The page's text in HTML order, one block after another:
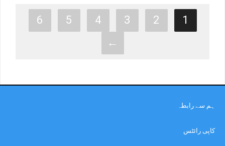
1
2
3
4
5
6
←
ہم سے رابطہ
کاپی رائٹس